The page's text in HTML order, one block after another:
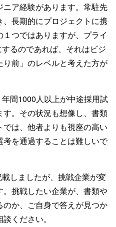
ア経験があります。常駐先
長期的にプロジェクトに携
つではありますが、プライ
るのであれば、それはビジ
前」のレベルと考えた方が
間1000人以上が中途採用試
。その状況も想像し、書類
は、他者よりも視座の高い
を通過することは難しいで
しましたが、挑戦企業が変
挑戦したい企業が、書類や
か、ご自身で答えが見つか
ください。